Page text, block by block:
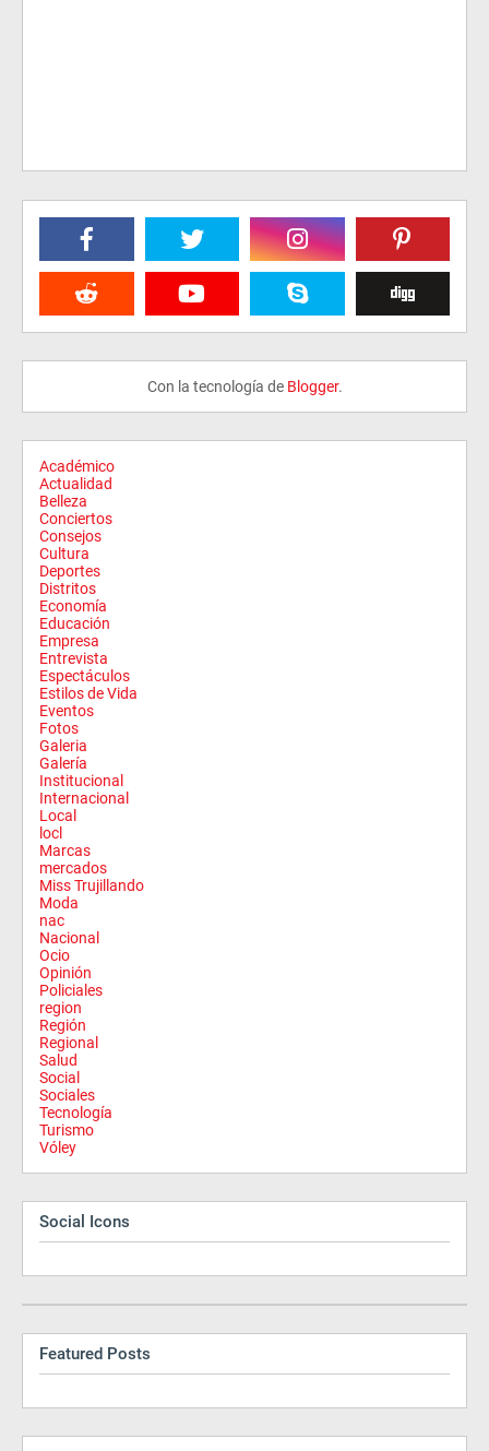
Con la tecnología de Blogger.
Académico
Actualidad
Belleza
Conciertos
Consejos
Cultura
Deportes
Distritos
Economía
Educación
Empresa
Entrevista
Espectáculos
Estilos de Vida
Eventos
Fotos
Galeria
Galería
Institucional
Internacional
Local
locl
Marcas
mercados
Miss Trujillando
Moda
nac
Nacional
Ocio
Opinión
Policiales
region
Región
Regional
Salud
Social
Sociales
Tecnología
Turismo
Vóley
Social Icons
Featured Posts